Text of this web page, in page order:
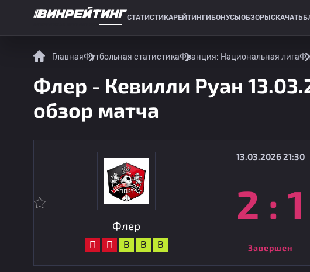
СТАТИСТИКАРЕЙТИНГИ БОНУСЫ ОБЗОРЫ СКАЧАТЬ
ГлавнаяФутбольная статистикаФранция: Национальная лига
Флер - Кевилли Руан
обзор матча
Флер
П П В В В
13.03.2026 21:30
2 : 1
Завершен